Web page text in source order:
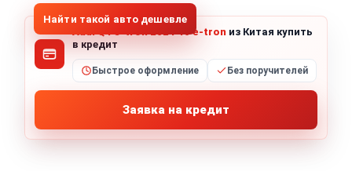
Найти такой авто дешевле
Audi Q4 e-tron 2024 40 e-tron из Китая купить
в кредит
Быстрое оформление Без поручителей
Заявка на кредит